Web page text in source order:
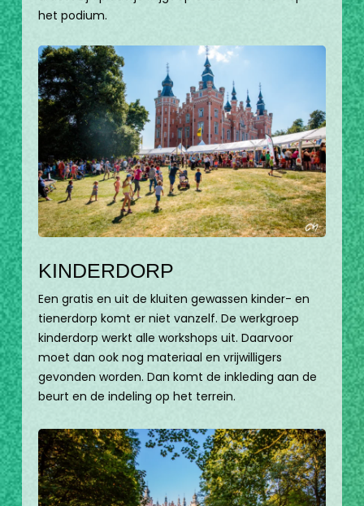
het podium.
KINDERDORP
Een gratis en uit de kluiten gewassen kinder- en
tienerdorp komt er niet vanzelf. De werkgroep
kinderdorp werkt alle workshops uit. Daarvoor
moet dan ook nog materiaal en vrijwilligers
gevonden worden. Dan komt de inkleding aan de
beurt en de indeling op het terrein.